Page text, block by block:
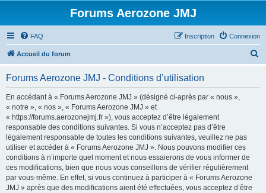
Forums Aerozone JMJ
FAQ Connexion
Inscription
Accueil du forum
Forums Aerozone JMJ - Conditions d’utilisation
En accédant à « Forums Aerozone JMJ » (désigné ci-après par « nous »,
« notre », « nos », « Forums Aerozone JMJ » et
« https://forums.aerozonejmj.fr »), vous acceptez d’être légalement
responsable des conditions suivantes. Si vous n’acceptez pas d’être
légalement responsable de toutes les conditions suivantes, veuillez ne pas
utiliser et accéder à « Forums Aerozone JMJ ». Nous pouvons modifier ces
conditions à n’importe quel moment et nous essaierons de vous informer de
ces modifications, bien que nous vous conseillons de vérifier régulièrement
par vous-même. En effet, si vous continuez à participer à « Forums Aerozone
JMJ » après que des modifications aient été effectuées, vous acceptez d’être